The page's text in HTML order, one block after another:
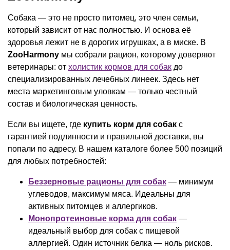
Собака — это не просто питомец, это член семьи,
который зависит от нас полностью. И основа её
здоровья лежит не в дорогих игрушках, а в миске. В
ZooHarmony мы собрали рацион, которому доверяют
ветеринары: от холистик кормов для собак до
специализированных лечебных линеек. Здесь нет
места маркетинговым уловкам — только честный
состав и биологическая ценность.
Если вы ищете, где купить корм для собак с
гарантией подлинности и правильной доставки, вы
попали по адресу. В нашем каталоге более 500 позиций
для любых потребностей:
Беззерновые рационы для собак — минимум
углеводов, максимум мяса. Идеальны для
активных питомцев и аллергиков.
Монопротеиновые корма для собак —
идеальный выбор для собак с пищевой
аллергией. Один источник белка — ноль рисков.